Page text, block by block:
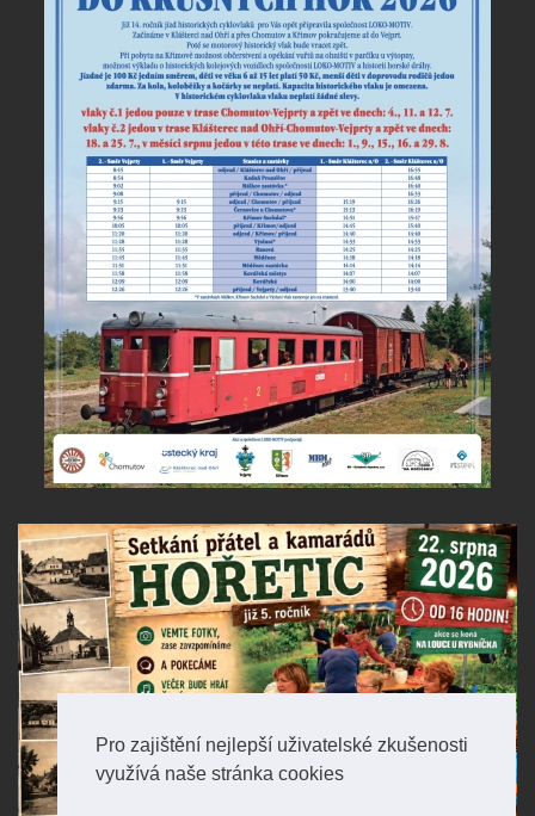
Pro zajištění nejlepší uživatelské zkušenosti
využívá naše stránka cookies